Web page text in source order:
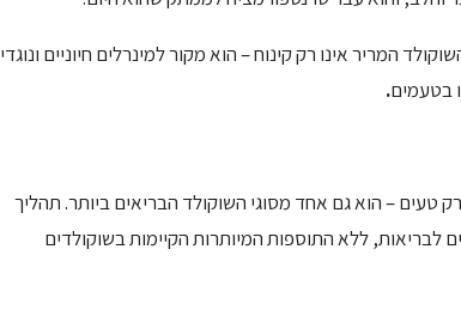
המריר אינו רק קינוח – הוא מקור למינרלים חיוניים ונוגדי
בטעמים.
70% מוצקי קקאו, אינו רק טעים – הוא גם אחד מסוגי השוקולד הבריאים ביותר. תהליך
לבריאות, ללא התוספות המיותרות הקיימות בשוקולדים